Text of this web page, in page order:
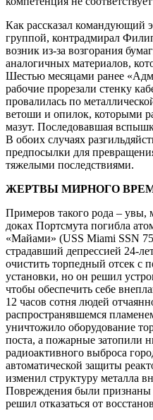
Как рассказал командующий
группой, контрадмирал
возник из-за возгорания
аналогичных материалов,
Шестью месяцами ранее
рабочие прорезали стенку
провалилась по
ветоши и опилок, которыми
мазут. Последовавшая
В обоих случаях
предпосылки для
тяжелыми последствиями.
ЖЕРТВЫ МИРНОГО
Примеров такого рода – увы,
доках Портсмута погибла
«Майами» (USS Miami SSN
страдавший депрессией 24-
очистить торпедный отсек с
установки, но он решил
чтобы обеспечить себе
12 часов сотня людей
распространявшемся
уничтожило оборудование
поста, а пожарные затопили
радиоактивного выброса
автоматической защиты
изменил структуру металла
Повреждения были признаны
решил отказаться от